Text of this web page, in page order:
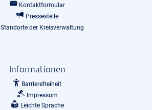
Kontaktformular
Pressestelle
Standorte der Kreisverwaltung
Informationen
Barrierefreiheit
Impressum
Leichte Sprache